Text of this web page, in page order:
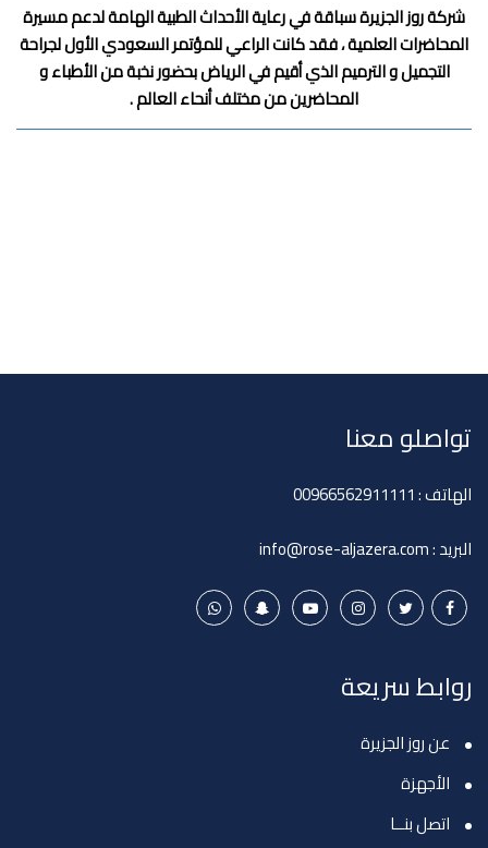
شركة روز الجزيرة سباقة في رعاية الأحداث الطبية الهامة لدعم مسيرة
المحاضرات العلمية ، فقد كانت الراعي للمؤتمر السعودي الأول لجراحة
التجميل و الترميم الذي أقيم في الرياض بحضور نخبة من الأطباء و
المحاضرين من مختلف أنحاء العالم .
تواصلو معنا
الهاتف :00966562911111
البريد :info@rose-aljazera.com
روابط سريعة
عن روز الجزيرة
الأجهزة
اتصل بنــا